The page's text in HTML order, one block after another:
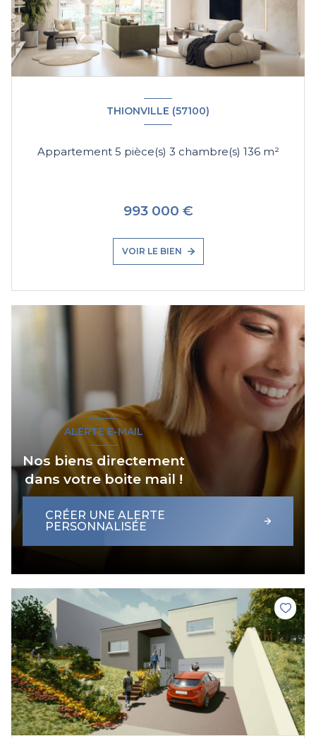
THIONVILLE (57100)
Appartement 5 pièce(s) 3 chambre(s) 136 m²
993 000 €
VOIR LE BIEN
ALERTE E-MAIL
Nos biens directement
dans votre boite mail !
CRÉER UNE ALERTE
PERSONNALISÉE